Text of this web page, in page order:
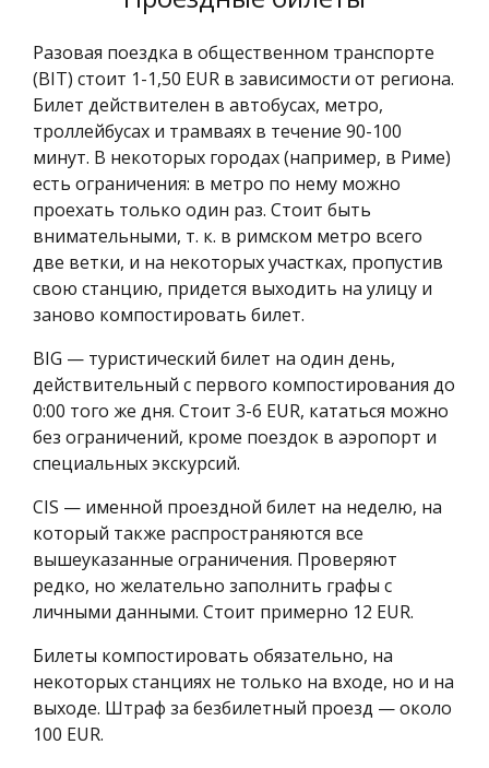
Разовая поездка в общественном транспорте
(BIT) стоит 1-1,50 EUR в зависимости от региона.
Билет действителен в автобусах, метро,
троллейбусах и трамваях в течение 90-100
минут. В некоторых городах (например, в Риме)
есть ограничения: в метро по нему можно
проехать только один раз. Стоит быть
внимательными, т. к. в римском метро всего
две ветки, и на некоторых участках, пропустив
свою станцию, придется выходить на улицу и
заново компостировать билет.
BIG — туристический билет на один день,
действительный с первого компостирования до
0:00 того же дня. Стоит 3-6 EUR, кататься можно
без ограничений, кроме поездок в аэропорт и
специальных экскурсий.
CIS — именной проездной билет на неделю, на
который также распространяются все
вышеуказанные ограничения. Проверяют
редко, но желательно заполнить графы с
личными данными. Стоит примерно 12 EUR.
Билеты компостировать обязательно, на
некоторых станциях не только на входе, но и на
выходе. Штраф за безбилетный проезд — около
100 EUR.